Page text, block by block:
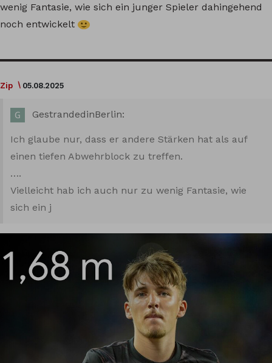
wenig Fantasie, wie sich ein junger Spieler dahingehend
noch entwickelt
Zip 05.08.2025
GestrandedinBerlin:
Ich glaube nur, dass er andere Stärken hat als auf
einen tiefen Abwehrblock zu treffen.
….
Vielleicht hab ich auch nur zu wenig Fantasie, wie
sich ein j